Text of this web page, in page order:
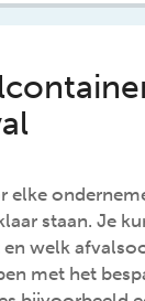
elke
staan. Je
welk
met het